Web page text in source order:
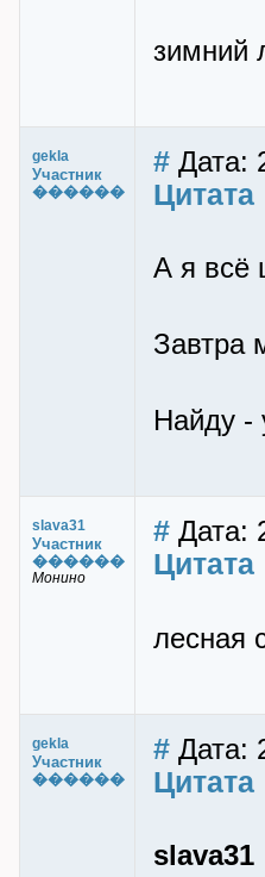
зимний
gekla
Участник
������
# Дата:
Цитата
А я всё
Завтра
Найду -
slava31
Участник
������
Монино
# Дата:
Цитата
лесная
gekla
Участник
������
# Дата:
Цитата
slava31